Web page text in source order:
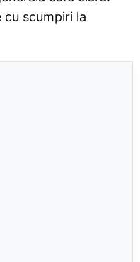
scumpiri la